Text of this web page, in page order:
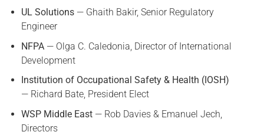
UL Solutions— Ghaith Bakir, Senior Regulatory
Engineer
NFPA— Olga C. Caledonia, Director of International
Development
Institution of Occupational Safety & Health (IOSH)
— Richard Bate, President Elect
WSP Middle East— Rob Davies & Emanuel Jech,
Directors